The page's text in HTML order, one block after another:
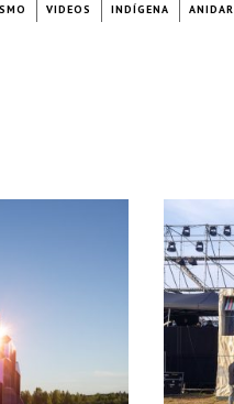
VIDEOS INDÍGENA ANIDAR